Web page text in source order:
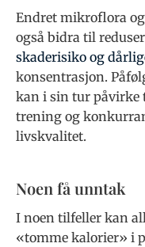
Endret mikroflora
også bidra til
skaderisiko og
konsentrasjon.
kan i sin tur påvirke
trening og
livskvalitet.
Noen få unntak
I noen tilfeller kan
«tomme kalorier» i